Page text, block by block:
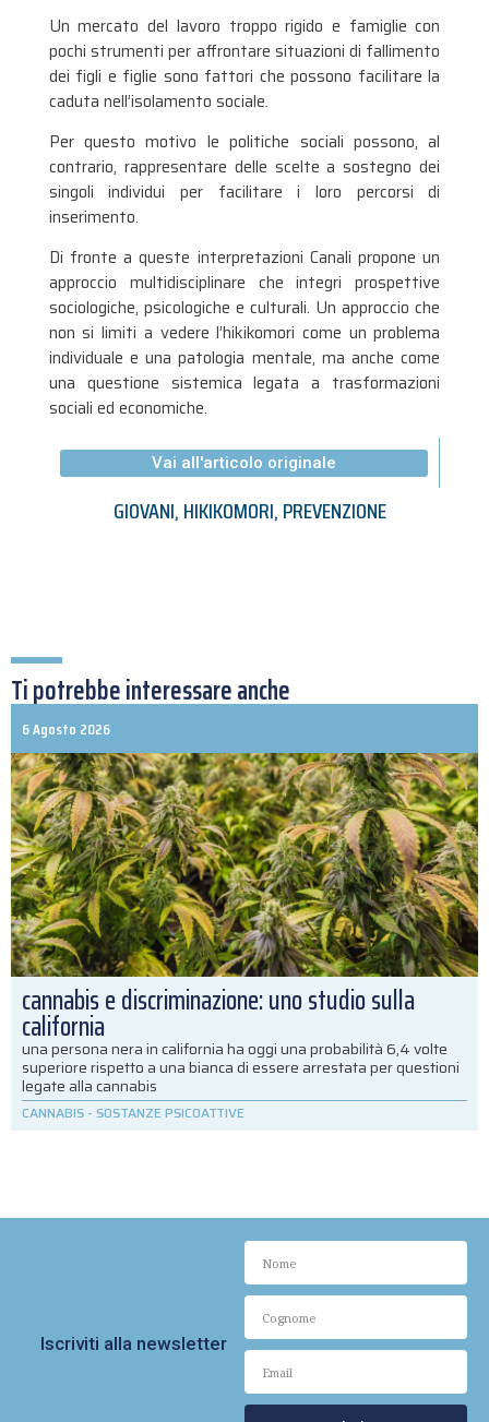
Un mercato del lavoro troppo rigido e famiglie con
pochi strumenti per affrontare situazioni di fallimento
dei figli e figlie sono fattori che possono facilitare la
caduta nell’isolamento sociale.
Per questo motivo le politiche sociali possono, al
contrario, rappresentare delle scelte a sostegno dei
singoli individui per facilitare i loro percorsi di
inserimento.
Di fronte a queste interpretazioni Canali propone un
approccio multidisciplinare che integri prospettive
sociologiche, psicologiche e culturali. Un approccio che
non si limiti a vedere l’hikikomori come un problema
individuale e una patologia mentale, ma anche come
una questione sistemica legata a trasformazioni
sociali ed economiche​.
Vai all'articolo originale
GIOVANI,HIKIKOMORI,PREVENZIONE
Ti potrebbe interessare anche
6 Agosto 2026
cannabis e discriminazione: uno studio sulla
california
una persona nera in california ha oggi una probabilità 6,4 volte
superiore rispetto a una bianca di essere arrestata per questioni
legate alla cannabis
CANNABIS - SOSTANZE PSICOATTIVE
Iscriviti alla newsletter